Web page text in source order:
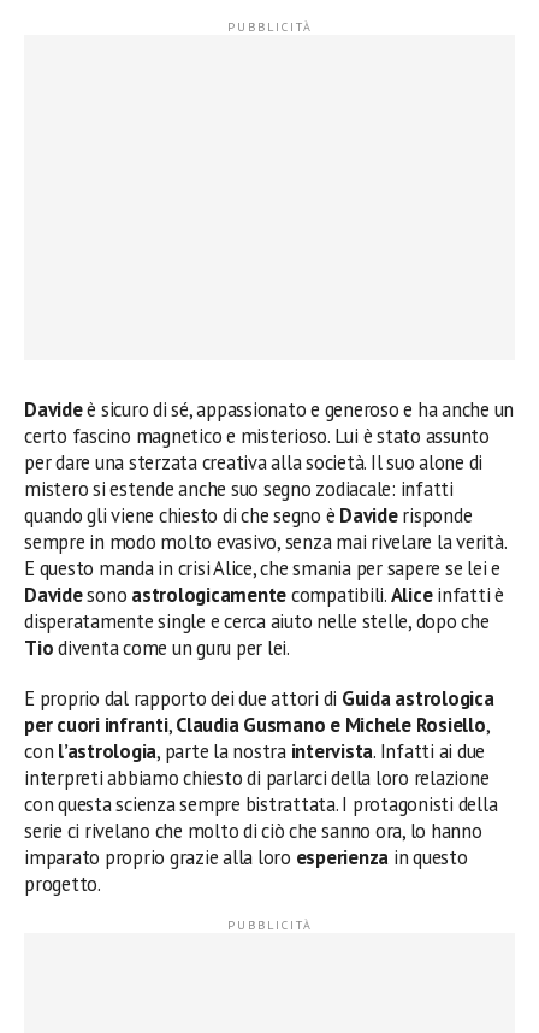
Davideè sicuro di sé, appassionato e generoso e ha anche un
certo fascino magnetico e misterioso. Lui è stato assunto
per dare una sterzata creativa alla società. Il suo alone di
mistero si estende anche suo segno zodiacale: infatti
quando gli viene chiesto di che segno è Daviderisponde
sempre in modo molto evasivo, senza mai rivelare la verità.
E questo manda in crisi Alice, che smania per sapere se lei e
Davidesono astrologicamentecompatibili.Aliceinfatti è
disperatamente single e cerca aiuto nelle stelle, dopo che
Tiodiventa come un guru per lei.
E proprio dal rapporto dei due attori di Guida astrologica
per cuori infranti,Claudia Gusmano e Michele Rosiello,
con l’astrologia, parte la nostra intervista. Infatti ai due
interpreti abbiamo chiesto di parlarci della loro relazione
con questa scienza sempre bistrattata. I protagonisti della
serie ci rivelano che molto di ciò che sanno ora, lo hanno
imparato proprio grazie alla loro esperienza in questo
progetto.